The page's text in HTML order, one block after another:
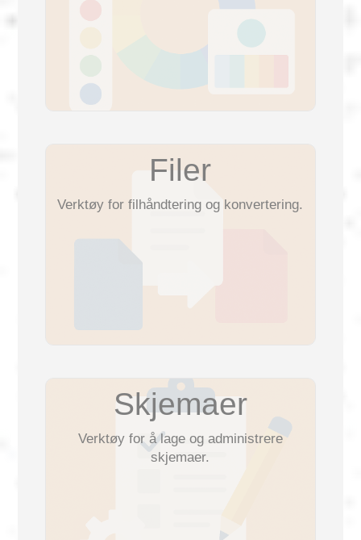
한국어
العربية
Norsk
Română
Magyar
Filer
Verktøy for filhåndtering og konvertering.
Skjemaer
Verktøy for å lage og administrere
skjemaer.